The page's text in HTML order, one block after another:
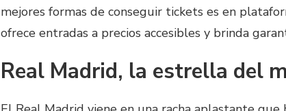
mejores formas de conseguir tickets es en
ofrece entradas a precios accesibles y brinda
Real Madrid, la estrella del